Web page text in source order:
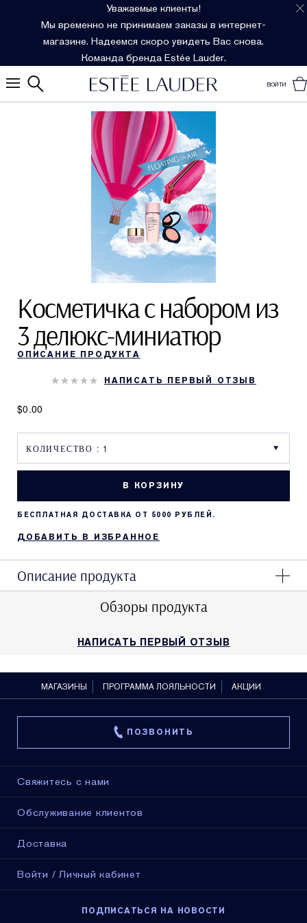
Уважаемые клиенты!
Мы временно не принимаем заказы в интернет-
магазине. Надеемся скоро увидеть Вас снова.
Команда бренда Estée Lauder.
ВОЙТИ
Косметичка с набором из
3 делюкс-миниатюр
ОПИСАНИЕ ПРОДУКТА
НАПИСАТЬ ПЕРВЫЙ ОТЗЫВ
$0.00
В КОРЗИНУ
БЕСПЛАТНАЯ ДОСТАВКА ОТ 5000 РУБЛЕЙ.
ДОБАВИТЬ В ИЗБРАННОЕ
Описание продукта
Обзоры продукта
НАПИСАТЬ ПЕРВЫЙ ОТЗЫВ
МАГАЗИНЫ ПРОГРАММА ЛОЯЛЬНОСТИ АКЦИИ
ПОЗВОНИТЬ
Свяжитесь с нами
Обслуживание клиентов
Доставка
Войти / Личный кабинет
ПОДПИСАТЬСЯ НА НОВОСТИ